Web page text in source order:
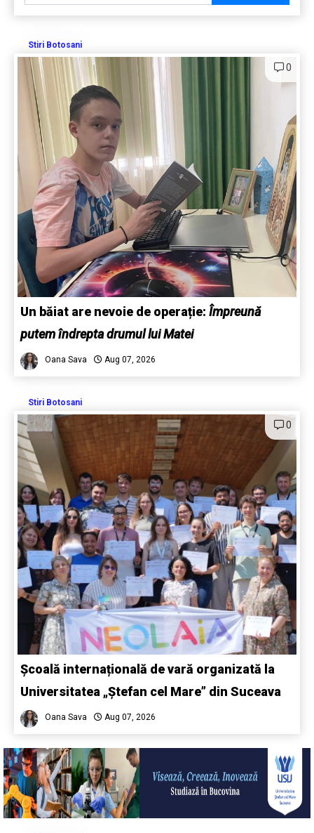
Stiri Botosani
0
Un băiat are nevoie de operație: Împreună
putem îndrepta drumul lui Matei
Oana Sava Aug 07, 2026
Stiri Botosani
0
Școală internațională de vară organizată la
Universitatea „Ștefan cel Mare” din Suceava
Oana Sava Aug 07, 2026